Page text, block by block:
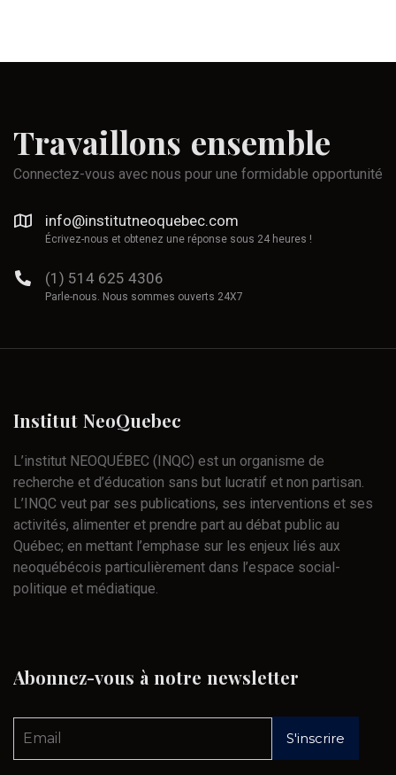
Travaillons ensemble
Connectez-vous avec nous pour une formidable opportunité
info@institutneoquebec.com
Écrivez-nous et obtenez une réponse sous 24 heures !
(1) 514 625 4306
Parle-nous. Nous sommes ouverts 24X7
Institut NeoQuebec
L’institut NEOQUÉBEC (INQC) est un organisme de
recherche et d’éducation sans but lucratif et non partisan.
L’INQC veut par ses publications, ses interventions et ses
activités, alimenter et prendre part au débat public au
Québec; en mettant l’emphase sur les enjeux liés aux
neoquébécois particulièrement dans l’espace social-
politique et médiatique.
Abonnez-vous à notre newsletter